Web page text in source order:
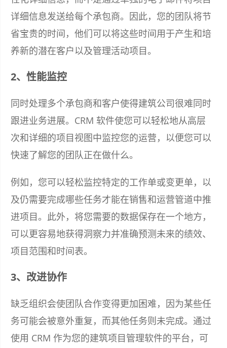
详细信息发送给每个承包商。因此，您的团队将节
省宝贵的时间，他们可以将这些时间用于产生和培
养新的潜在客户以及管理活动项目。
2、性能监控
同时处理多个承包商和客户使得建筑公司很难同时
跟进业务进展。CRM 软件使您可以轻松地从高层
次和详细的项目视图中监控您的运营，以便您可以
快速了解您的团队正在做什么。
例如，您可以轻松监控特定的工作单或变更单，以
及仍需要完成哪些任务才能在销售和运营管道中推
进项目。此外，将您需要的数据保存在一个地方，
可以更容易地获得洞察力并准确预测未来的绩效、
项目范围和时间表。
3、改进协作
缺乏组织会使团队合作变得更加困难，因为某些任
务可能会被意外重复，而其他任务则未完成。通过
使用 CRM 作为您的建筑项目管理软件的平台，可